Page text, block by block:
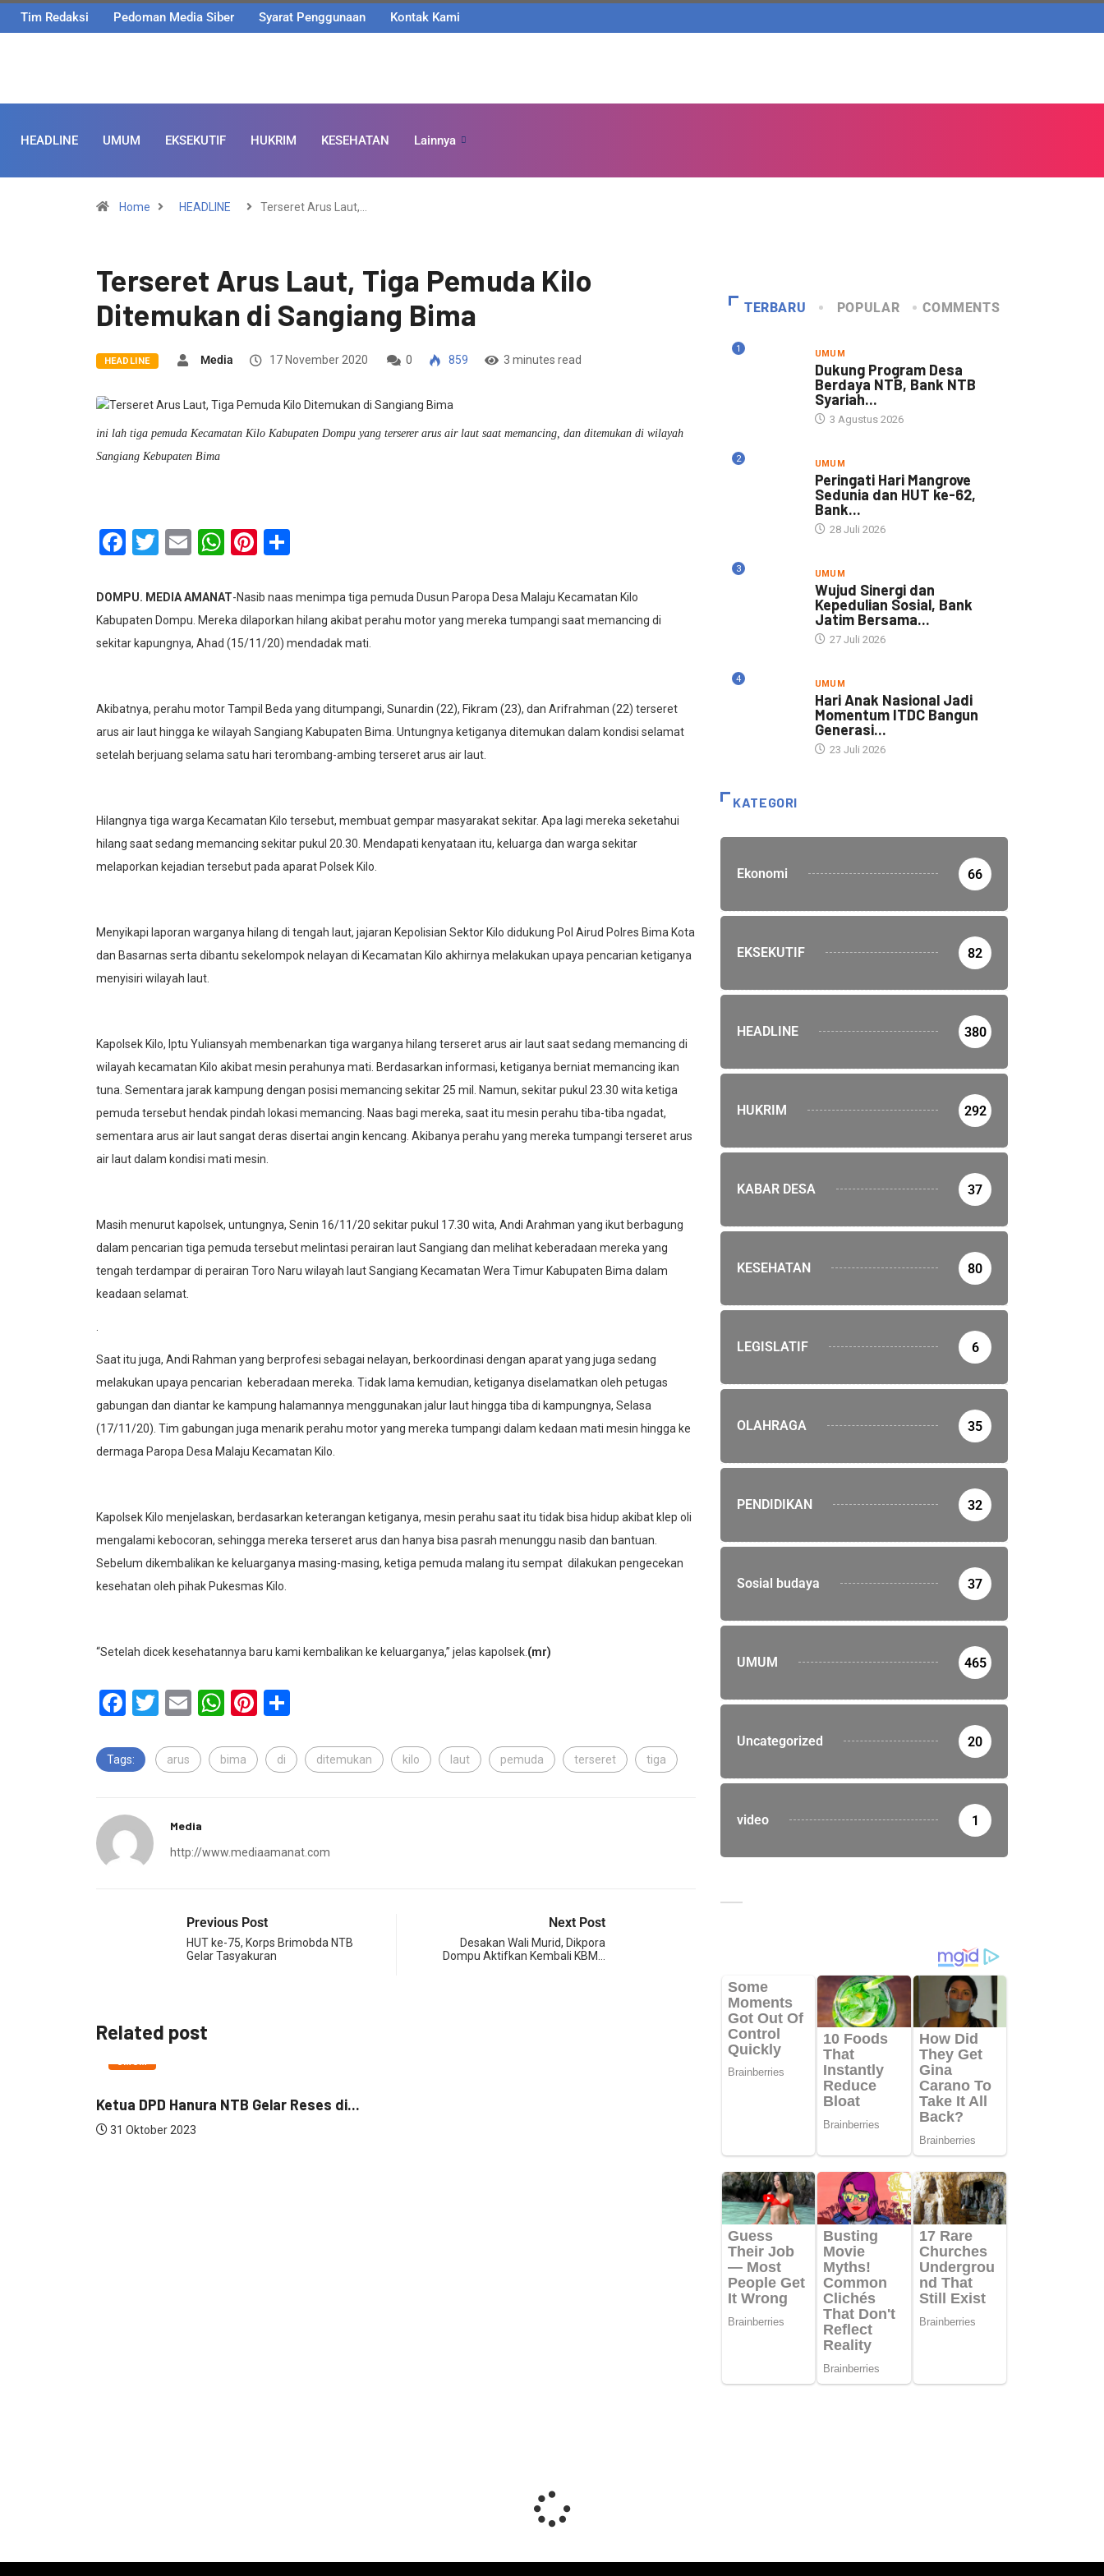
Tim Redaksi Pedoman Media Siber Syarat Penggunaan Kontak Kami
HEADLINE UMUM EKSEKUTIF HUKRIM KESEHATAN Lainnya
Home HEADLINE Terseret Arus Laut,…
Terseret Arus Laut, Tiga Pemuda Kilo
Ditemukan di Sangiang Bima
HEADLINE Media 17 November 2020 0 859 3 minutes read
ini lah tiga pemuda Kecamatan Kilo Kabupaten Dompu yang terserer arus air laut saat memancing, dan ditemukan di wilayah
Sangiang Kebupaten Bima
Facebook
Twitter
EmailWhatsApp
Pinterest
DOMPU. MEDIA AMANAT-Nasib naas menimpa tiga pemuda Dusun Paropa Desa Malaju Kecamatan Kilo
Kabupaten Dompu. Mereka dilaporkan hilang akibat perahu motor yang mereka tumpangi saat memancing di
sekitar kapungnya, Ahad (15/11/20) mendadak mati.
Akibatnya, perahu motor Tampil Beda yang ditumpangi, Sunardin (22), Fikram (23), dan Arifrahman (22) terseret
arus air laut hingga ke wilayah Sangiang Kabupaten Bima. Untungnya ketiganya ditemukan dalam kondisi selamat
setelah berjuang selama satu hari terombang-ambing terseret arus air laut.
Hilangnya tiga warga Kecamatan Kilo tersebut, membuat gempar masyarakat sekitar. Apa lagi mereka seketahui
hilang saat sedang memancing sekitar pukul 20.30. Mendapati kenyataan itu, keluarga dan warga sekitar
melaporkan kejadian tersebut pada aparat Polsek Kilo.
Menyikapi laporan warganya hilang di tengah laut, jajaran Kepolisian Sektor Kilo didukung Pol Airud Polres Bima Kota
dan Basarnas serta dibantu sekelompok nelayan di Kecamatan Kilo akhirnya melakukan upaya pencarian ketiganya
menyisiri wilayah laut.
Kapolsek Kilo, Iptu Yuliansyah membenarkan tiga warganya hilang terseret arus air laut saat sedang memancing di
wilayah kecamatan Kilo akibat mesin perahunya mati. Berdasarkan informasi, ketiganya berniat memancing ikan
tuna. Sementara jarak kampung dengan posisi memancing sekitar 25 mil. Namun, sekitar pukul 23.30 wita ketiga
pemuda tersebut hendak pindah lokasi memancing. Naas bagi mereka, saat itu mesin perahu tiba-tiba ngadat,
sementara arus air laut sangat deras disertai angin kencang. Akibanya perahu yang mereka tumpangi terseret arus
air laut dalam kondisi mati mesin.
Masih menurut kapolsek, untungnya, Senin 16/11/20 sekitar pukul 17.30 wita, Andi Arahman yang ikut berbagung
dalam pencarian tiga pemuda tersebut melintasi perairan laut Sangiang dan melihat keberadaan mereka yang
tengah terdampar di perairan Toro Naru wilayah laut Sangiang Kecamatan Wera Timur Kabupaten Bima dalam
keadaan selamat.
Saat itu juga, Andi Rahman yang berprofesi sebagai nelayan, berkoordinasi dengan aparat yang juga sedang
melakukan upaya pencarian keberadaan mereka. Tidak lama kemudian, ketiganya diselamatkan oleh petugas
gabungan dan diantar ke kampung halamannya menggunakan jalur laut hingga tiba di kampungnya, Selasa
(17/11/20). Tim gabungan juga menarik perahu motor yang mereka tumpangi dalam kedaan mati mesin hingga ke
dermaga Paropa Desa Malaju Kecamatan Kilo.
Kapolsek Kilo menjelaskan, berdasarkan keterangan ketiganya, mesin perahu saat itu tidak bisa hidup akibat klep oli
mengalami kebocoran, sehingga mereka terseret arus dan hanya bisa pasrah menunggu nasib dan bantuan.
Sebelum dikembalikan ke keluarganya masing-masing, ketiga pemuda malang itu sempat dilakukan pengecekan
kesehatan oleh pihak Pukesmas Kilo.
“Setelah dicek kesehatannya baru kami kembalikan ke keluarganya,” jelas kapolsek. (mr)
Facebook
Twitter
EmailWhatsApp
Pinterest
Tags: arus bima di ditemukan kilo laut pemuda terseret tiga
Media
http://www.mediaamanat.com
Previous Post
HUT ke-75, Korps Brimobda NTB
Gelar Tasyakuran
Next Post
Desakan Wali Murid, Dikpora
Dompu Aktifkan Kembali KBM…
Related post
UMUM
Ketua DPD Hanura NTB Gelar Reses di...
31 Oktober 2023
Tim Sepak Bola Junior NTB Harumkan Nama...
TERBARU POPULAR COMMENTS
1 UMUM
Dukung Program Desa
Berdaya NTB, Bank NTB
Syariah...
3 Agustus 2026
2 UMUM
Peringati Hari Mangrove
Sedunia dan HUT ke-62,
Bank...
28 Juli 2026
3 UMUM
Wujud Sinergi dan
Kepedulian Sosial, Bank
Jatim Bersama...
27 Juli 2026
4 UMUM
Hari Anak Nasional Jadi
Momentum ITDC Bangun
Generasi...
23 Juli 2026
KATEGORI
Ekonomi 66
EKSEKUTIF 82
HEADLINE 380
HUKRIM 292
KABAR DESA 37
KESEHATAN 80
LEGISLATIF 6
OLAHRAGA 35
PENDIDIKAN 32
Sosial budaya 37
UMUM 465
Uncategorized 20
video 1